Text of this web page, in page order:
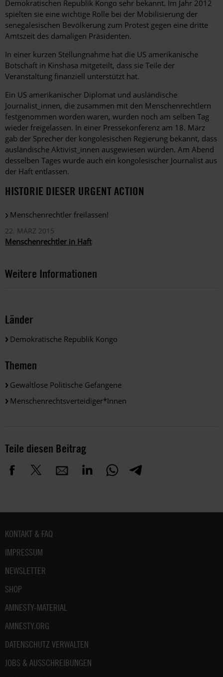
Demokratischen Republik Kongo sehr bekannt. Im Jahr 2012
spielten sie eine wichtige Rolle bei der Mobilisierung der
senegalesischen Bevölkerung zum Protest gegen eine dritte
Amtszeit des damaligen Präsidenten.
In einer kurzen Stellungnahme hat die US amerikanische
Botschaft in Kinshasa mitgeteilt, dass sie Teile der
Veranstaltung finanziell unterstützt hat.
Ein US amerikanischer Diplomat und ausländische
Journalist_innen, die zusammen mit den Menschenrechtlern
festgenommen worden waren, wurden noch am selben Tag
wieder freigelassen. In einer Pressekonferenz am 18. März
gab der Sprecher der kongolesischen Regierung bekannt, dass
ausländische Aktivist_innen ausgewiesen würden. Am Abend
desselben Tages wurde auch ein kongolesischer Journalist aus
der Haft entlassen.
HISTORIE DIESER URGENT ACTION
Menschenrechtler freilassen!
22. MÄRZ 2015
Menschenrechtler in Haft
Weitere Informationen
Länder
Demokratische Republik Kongo
Themen
Gewaltlose Politische Gefangene
Menschenrechtsverteidiger*innen
Teile diesen Beitrag
Fußbereich
KONTAKT & FAQ
IMPRESSUM
NEWSLETTER
SHOP
AMNESTY-MATERIAL
AMNESTY.ORG
DATENSCHUTZ VERWALTEN
JOBS & AUSSCHREIBUNGEN